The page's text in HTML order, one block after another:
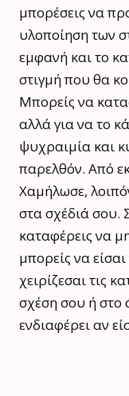
μπορέσεις να
υλοποίηση των
εμφανή και το
στιγμή που θα
Μπορείς να
αλλά για να το
ψυχραιμία και
παρελθόν. Από
Χαμήλωσε,
στα σχέδιά σου.
καταφέρεις να
μπορείς να
χειρίζεσαι τις
σχέση σου ή στο
ενδιαφέρει αν